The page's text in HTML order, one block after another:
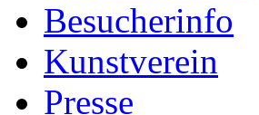
Besucherinfo
Kunstverein
Presse